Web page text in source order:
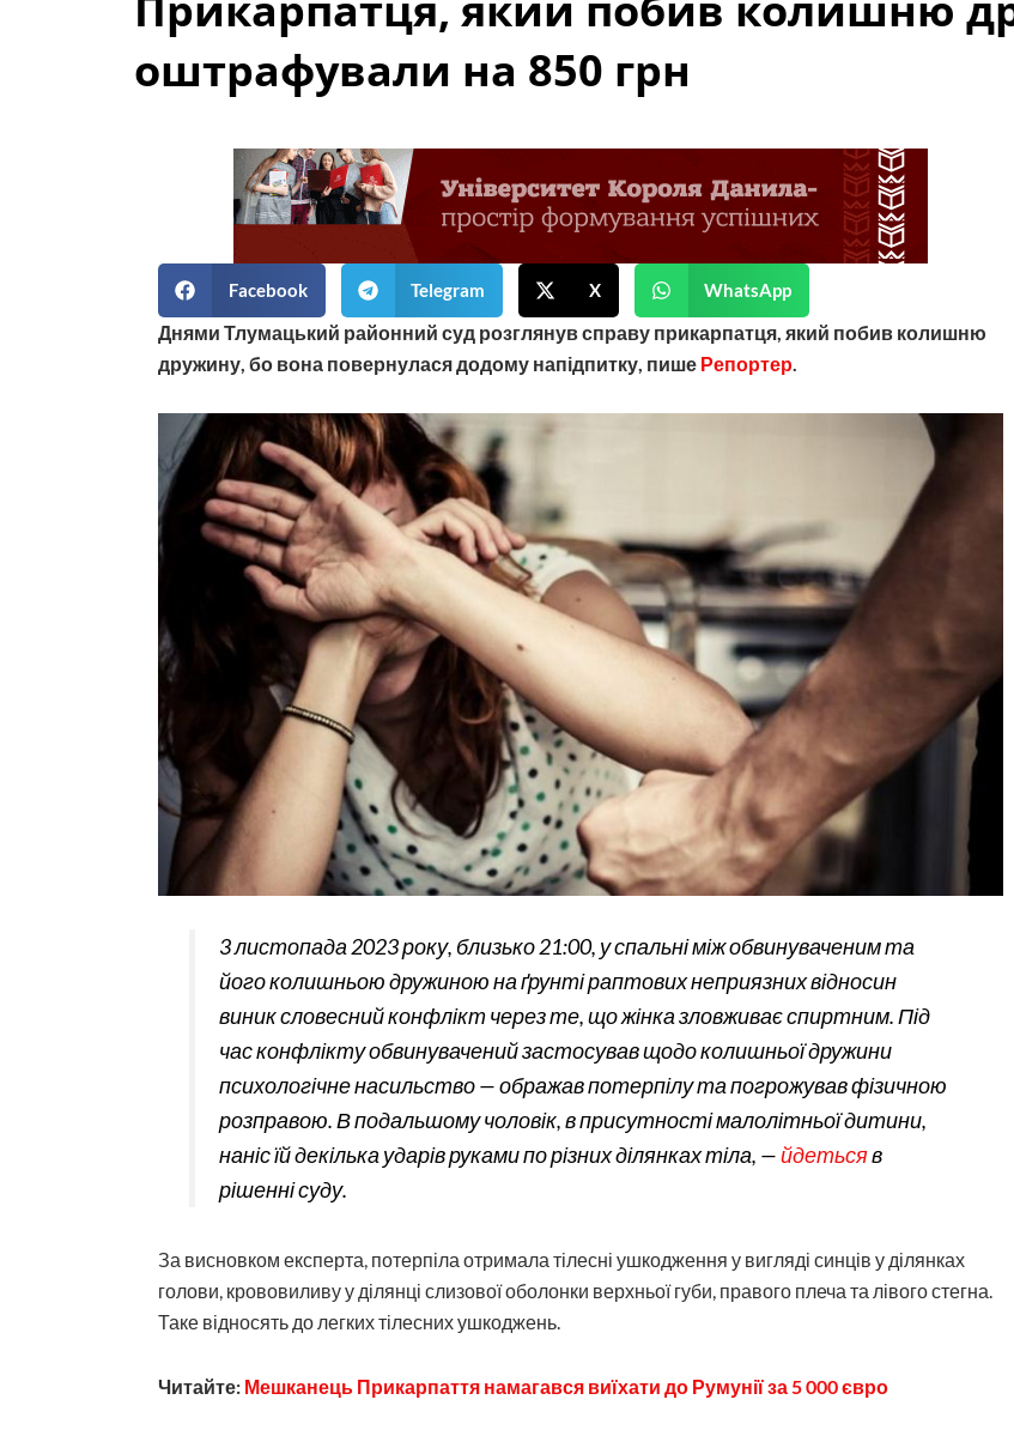
оштрафували на 850 грн
Facebook Telegram X WhatsApp
Днями Тлумацький районний суд розглянув справу прикарпатця, який побив колишню
дружину, бо вона повернулася додому напідпитку, пише Репортер
3 листопада 2023 року, близько 21:00, у спальні між обвинуваченим та
його колишньою дружиною на ґрунті раптових неприязних відносин
виник словесний конфлікт через те, що жінка зловживає спиртним. Під
час конфлікту обвинувачений застосував щодо колишньої дружини
психологічне насильство — ображав потерпілу та погрожував фізичною
розправою. В подальшому чоловік, в присутності малолітньої дитини,
наніс їй декілька ударів руками по різних ділянках тіла, —йдетьсяв
рішенні суду.
За висновком експерта, потерпіла отримала тілесні ушкодження у вигляді синців у ділянках
голови, крововиливу у ділянці слизової оболонки верхньої губи, правого плеча та лівого стегна.
Таке відносять до легких тілесних ушкоджень.
Читайте: Мешканець Прикарпаття намагався виїхати до Румунії за 5 000 євро